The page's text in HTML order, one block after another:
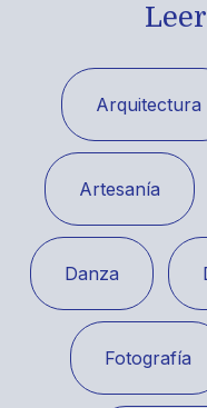
Arquitectura
Artesanía
Danza
Fotografía